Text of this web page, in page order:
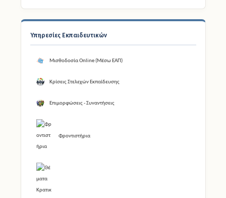
Υπηρεσίες Εκπαιδευτικών
Μισθοδοσία Online (Μέσω ΕΑΠ)
Κρίσεις Στελεχών Εκπαίδευσης
Επιμορφώσεις - Συναντήσεις
Φροντιστήρια